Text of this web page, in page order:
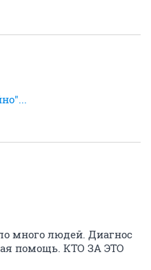
много людей. Диагнос
помощь. КТО ЗА ЭТО